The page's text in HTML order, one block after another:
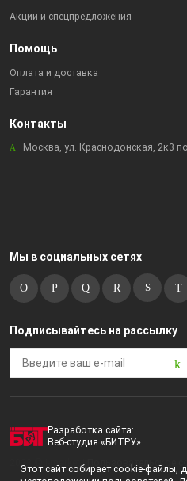
Акции и спецпредложения
Помощь
Оплата и доставка
Гарантия
Контакты
Москва, ул. Краснодонская, 2к3
Мы в социальных сетях
Подписывайтесь на рассылку
Разработка сайта:
Веб-студия «БИТРУ»
2023 © i-market |
Пользовательское
Этот сайт собирает cookie-файлы,